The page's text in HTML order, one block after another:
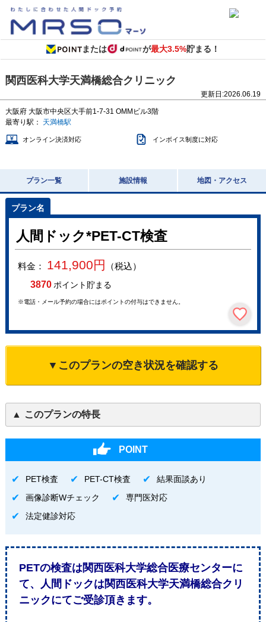
または が最大3.5%貯まる！
関西医科大学天満橋総合クリニック
更新日:2026.06.19
大阪府 大阪市中央区大手前1-7-31 OMMビル3階
最寄り駅： 天満橋駅
オンライン決済対応 インボイス制度に対応
プラン一覧 施設情報 地図・アクセス
人間ドック*PET-CT検査
料金： 141,900円
（税込）
3870ポイント貯まる
※電話・メール予約の場合にはポイントの付与はできません。
▼このプランの空き状況を確認する
このプランの特長
POINT
PET検査 PET-CT検査
結果面談あり
画像診断Wチェック
専門医対応
法定健診対応
PETの検査は関西医科大学総合医療センターに
て、人間ドックは関西医科大学天満橋総合クリ
ニックにてご受診頂きます。